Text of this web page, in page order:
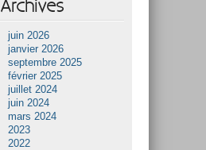
Archives
juin 2026
janvier 2026
septembre 2025
février 2025
juillet 2024
juin 2024
mars 2024
2023
2022